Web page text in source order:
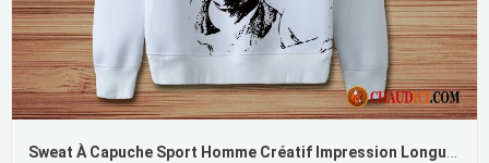
Sweat À Capuche Sport Homme Créatif Impression Longues Manteau Homme